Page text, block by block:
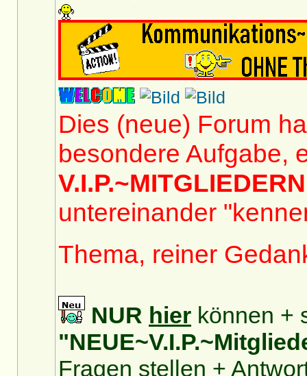
Dies (neue) Forum
besondere Aufgabe,
V.I.P.~MITGLIEDERN
untereinander
Thema, reiner
NUR hier können +
Fragen stellen +